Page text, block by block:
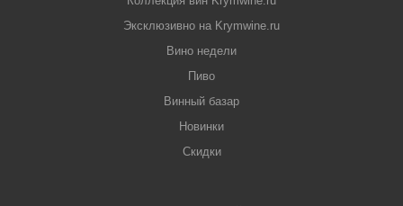
Эксклюзивно на Krymwine.ru
Вино недели
Пиво
Винный базар
Новинки
Скидки